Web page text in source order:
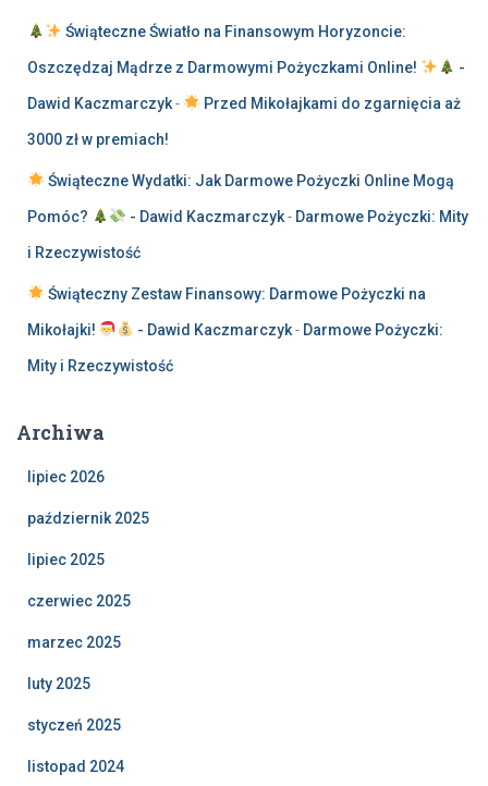
Świąteczne Światło na Finansowym Horyzoncie:
Oszczędzaj Mądrze z Darmowymi Pożyczkami Online! -
Dawid Kaczmarczyk- Przed Mikołajkami do zgarnięcia aż
3000 zł w premiach!
Świąteczne Wydatki: Jak Darmowe Pożyczki Online Mogą
Pomóc? - Dawid Kaczmarczyk- Darmowe Pożyczki: Mity
i Rzeczywistość
Świąteczny Zestaw Finansowy: Darmowe Pożyczki na
Mikołajki! - Dawid Kaczmarczyk- Darmowe Pożyczki:
Mity i Rzeczywistość
Archiwa
lipiec 2026
październik 2025
lipiec 2025
czerwiec 2025
marzec 2025
luty 2025
styczeń 2025
listopad 2024